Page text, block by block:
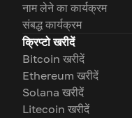
नाम लेने का कार्यक्रम
संबद्ध कार्यक्रम
क्रिप्टो खरीदें
Bitcoin खरीदें
Ethereum खरीदें
Solana खरीदें
Litecoin खरीदें